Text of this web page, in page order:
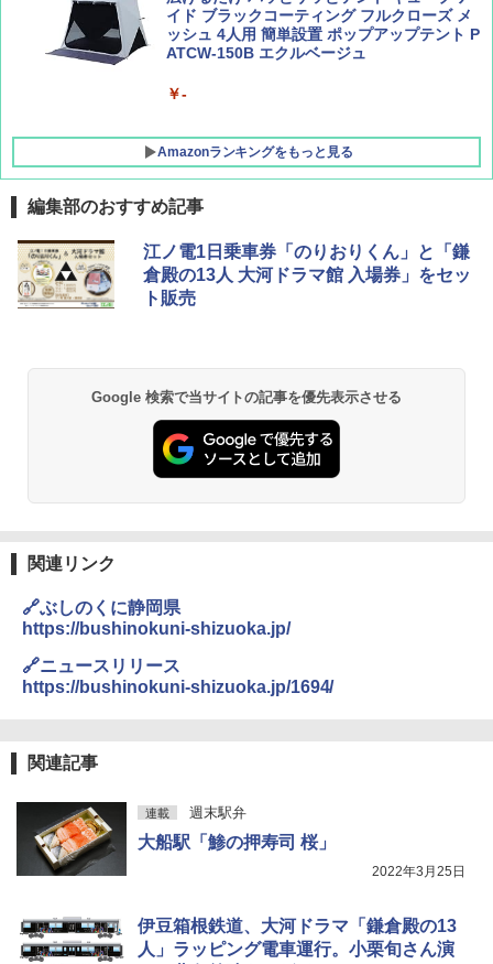
イド ブラックコーティング フルクローズ メ
ッシュ 4人用 簡単設置 ポップアップテント P
ATCW-150B エクルベージュ
￥-
Amazonランキングをもっと見る
DEWEL パラソル 大型 ビーチ アウトドアパ
ラソル ガーデン サイトシート付 折りたたみ
防水 UVカット 4段階高さ調整 軽量 収納袋付
き
熊撃退スプレー 熊よけスプレー 熊スプレー
【日本企業販売】超強力クマ対策スプレー 30
0ml（連続噴射30秒）110ml（連続噴射15
秒）射程5～10m 安全ロック搭載 携帯収納袋
付き ヒグマ・イノシシ対策 自治体・教育機
GRANDOOR ステンレス保冷剤 2個セット 2
コンパクト 保冷力長持ち
可能 安全ロック付き 高安全性 金属製耐久 コ
ンパクト多機能設計 持ち運び便利 アウトド
ア/オフィス/教育現場/展示会用 緑
電動エアーポンプ SUP用 20PSI 電動ポンプ
編集部のおすすめ記事
江ノ電1日乗車券「のりおりくん」と「鎌
倉殿の13人 大河ドラマ館 入場券」をセッ
ト販売
Google 検索で当サイトの記事を優先表示させる
関連リンク
🔗ぶしのくに静岡県
https://bushinokuni-shizuoka.jp/
🔗ニュースリリース
https://bushinokuni-shizuoka.jp/1694/
関連記事
連載 週末駅弁
大船駅「鯵の押寿司 桜」
2022年3月25日
伊豆箱根鉄道、大河ドラマ「鎌倉殿の13
人」ラッピング電車運行。小栗旬さん演